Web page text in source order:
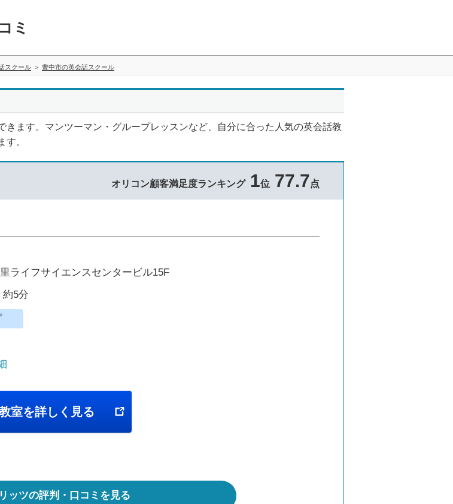
ミ
スクール 豊中市の英会話スクール
ます。マンツーマン・グループレッスンなど、自分に合った人気の英会話教
。
オリコン顧客満足度ランキング1位 77.7点
ライフサイエンスセンタービル15F
5分
室を詳しく見る
ッツの評判・口コミを見る